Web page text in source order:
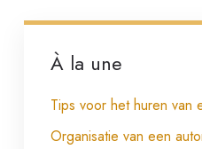
À la une
Tips voor het huren van
Organisatie van een